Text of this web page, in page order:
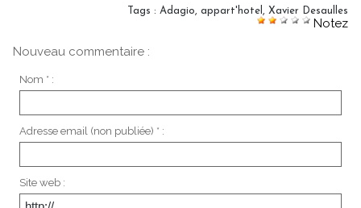
Tags : Adagio, appart'hotel , Xavier Desaulles
Notez
Nouveau commentaire :
Nom * :
Adresse email (non publiée) * :
Site web :